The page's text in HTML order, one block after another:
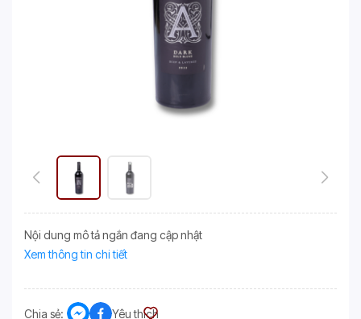
Nội dung mô tả ngắn đang cập nhật
Xem thông tin chi tiết
Chia sẻ: Yêu thích